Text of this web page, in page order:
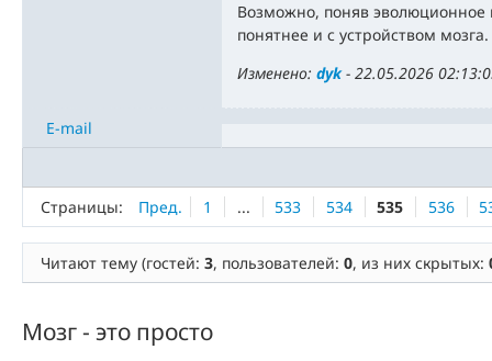
Возможно, поняв эволюционное
понятнее и с устройством мозга.
Изменено: dyk- 22.05.2026
E-mail
Страницы: Пред. 1 ... 533 534 535 536
Читают тему (гостей: 3, пользователей: 0, из них скрытых:
Мозг - это просто